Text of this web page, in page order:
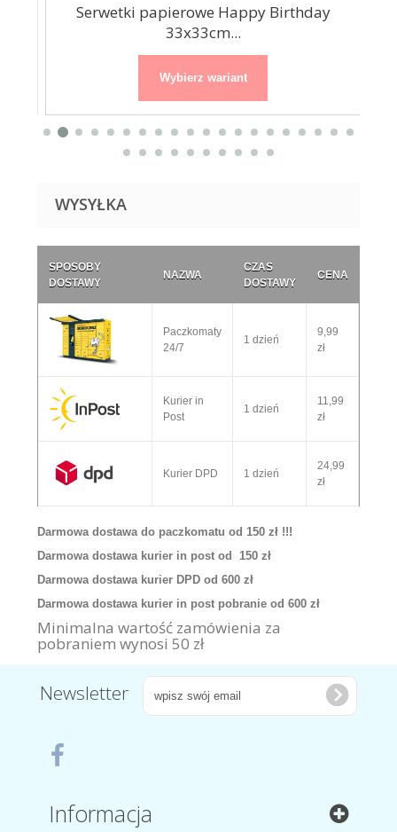
Serwetki papierowe Happy Birthday
33x33cm...
Wybierz wariant
WYSYŁKA
SPOSOBY
DOSTAWY
NAZWA
CZAS
DOSTAWY
CENA
Paczkomaty
24/7
1 dzień
9,99
zł
Kurier in
Post
1 dzień
11,99
zł
Kurier DPD 1 dzień
24,99
zł
Darmowa dostawa do paczkomatu od 150 zł !!!
Darmowa dostawa kurier in post od 150 zł
Darmowa dostawa kurier DPD od 600 zł
Darmowa dostawa kurier in post pobranie od 600 zł
Minimalna wartość zamówienia za
pobraniem wynosi 50 zł
Newsletter
Informacja